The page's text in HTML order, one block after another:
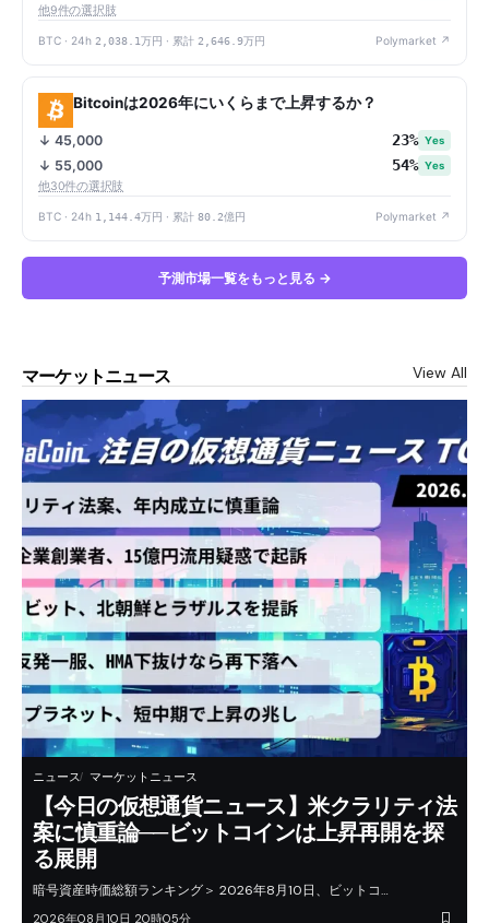
他9件の選択肢
BTC · 24h 2,038.1万円 · 累計 2,646.9万円 Polymarket ↗
Bitcoinは2026年にいくらまで上昇するか？
↓ 45,000 23% Yes
↓ 55,000 54% Yes
他30件の選択肢
BTC · 24h 1,144.4万円 · 累計 80.2億円 Polymarket ↗
予測市場一覧をもっと見る →
マーケットニュース View All
ニュース マーケットニュース
【今日の仮想通貨ニュース】米クラリティ法
案に慎重論──ビットコインは上昇再開を探
る展開
暗号資産時価総額ランキング＞ 2026年8月10日、ビットコ…
2026年08月10日 20時05分